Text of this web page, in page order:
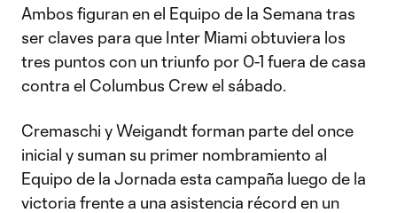
Ambos figuran en el Equipo de la Semana tras
ser claves para que Inter Miami obtuviera los
tres puntos con un triunfo por 0-1 fuera de casa
contra el Columbus Crew el sábado.
Cremaschi y Weigandt forman parte del once
inicial y suman su primer nombramiento al
Equipo de la Jornada esta campaña luego de la
victoria frente a una asistencia récord en un